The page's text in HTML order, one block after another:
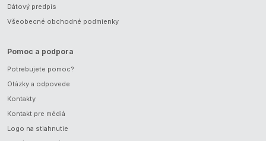
Dátový predpis
Všeobecné obchodné podmienky
Pomoc a podpora
Potrebujete pomoc?
Otázky a odpovede
Kontakty
Kontakt pre médiá
Logo na stiahnutie